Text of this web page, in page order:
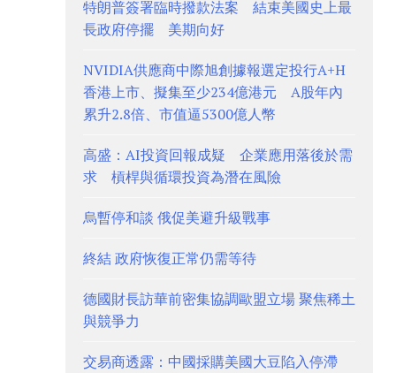
特朗普簽署臨時撥款法案 結束美國史上最
長政府停擺 美期向好
NVIDIA供應商中際旭創據報選定投行A+H
香港上市、擬集至少234億港元 A股年內
累升2.8倍、市值逼5300億人幣
高盛：AI投資回報成疑 企業應用落後於需
求 槓桿與循環投資為潛在風險
烏暫停和談 俄促美避升級戰事
終結 政府恢復正常仍需等待
德國財長訪華前密集協調歐盟立場 聚焦稀土
與競爭力
交易商透露：中國採購美國大豆陷入停滯